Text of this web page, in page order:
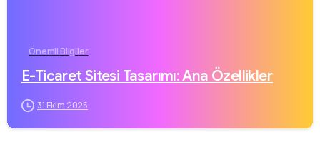
Önemli Bilgiler
E-Ticaret Sitesi Tasarımı: Ana Özellikler
31 Ekim 2025